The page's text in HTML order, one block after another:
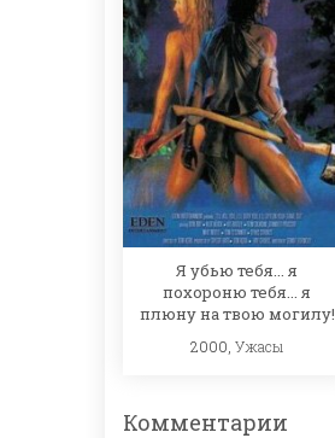
Я убью тебя... я
похороню тебя... я
плюну на твою могилу!
2000, Ужасы
Комментарии